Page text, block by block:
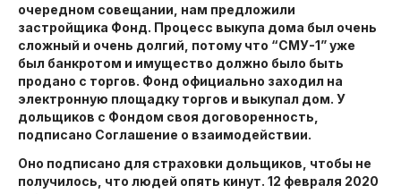
очередном совещании, нам предложили
застройщика Фонд. Процесс выкупа дома был очень
сложный и очень долгий, потому что “СМУ-1” уже
был банкротом и имущество должно было быть
продано с торгов. Фонд официально заходил на
электронную площадку торгов и выкупал дом. У
дольщиков с Фондом своя договоренность,
подписано Соглашение о взаимодействии.
Оно подписано для страховки дольщиков, чтобы не
получилось, что людей опять кинут. 12 февраля 2020